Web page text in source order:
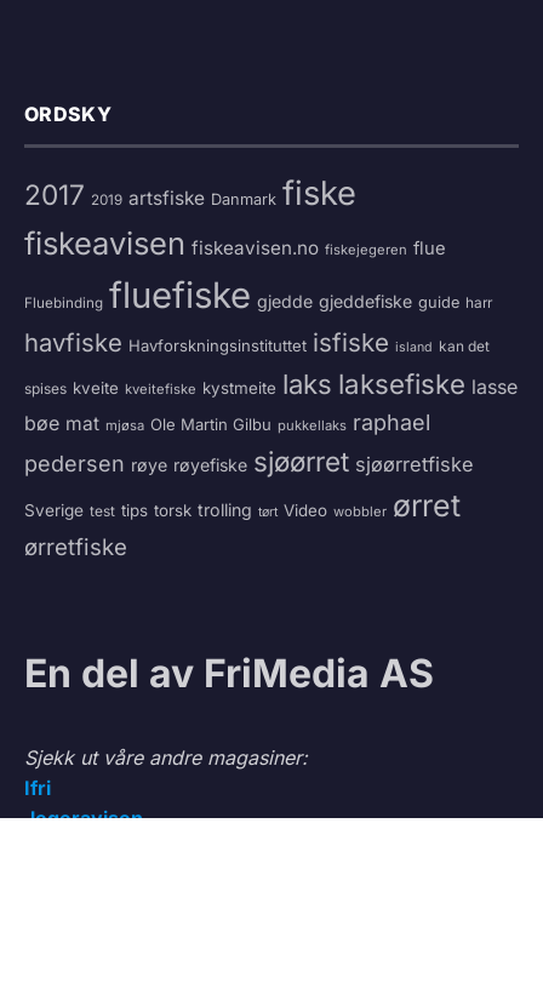
ORDSKY
2017 2019 artsfiske Danmark fiske
fiskeavisen fiskeavisen.no fiskejegeren flue
Fluebinding fluefiske gjedde gjeddefiske guide harr
havfiske Havforskningsinstituttet isfiske island kan det
spises kveite kveitefiske kystmeite laks laksefiske lasse
bøe mat mjøsa Ole Martin Gilbu pukkellaks raphael
pedersen røye røyefiske sjøørret sjøørretfiske
Sverige test tips torsk trolling tørt Video wobbler ørret
ørretfiske
En del av FriMedia AS
Sjekk ut våre andre magasiner:
Ifri
Jegeravisen